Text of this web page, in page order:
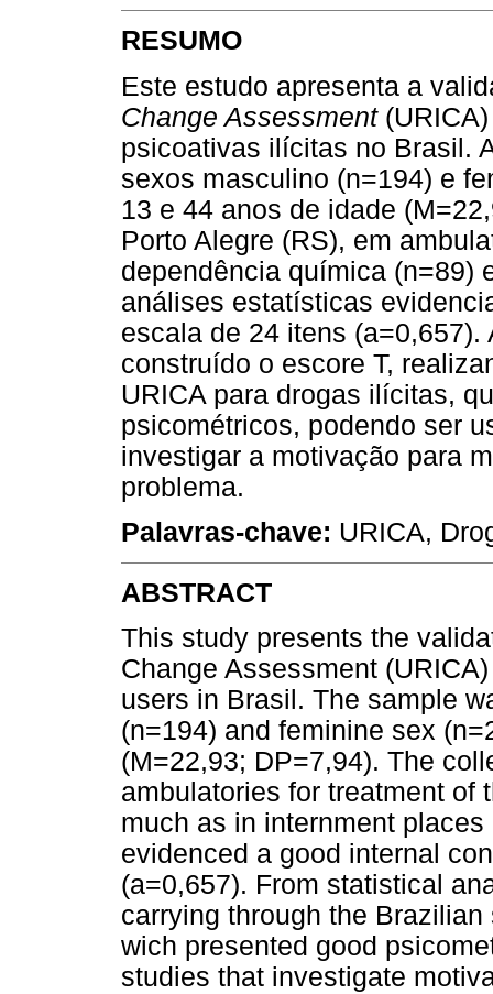
RESUMO
Este estudo apresenta a
Change Assessment(URICA)
psicoativas ilícitas no Brasil.
sexos masculino (n=194) e
13 e 44 anos de idade
Porto Alegre (RS), em
dependência química (n=89)
análises estatísticas
escala de 24 itens
construído o escore T,
URICA para drogas ilícitas,
psicométricos, podendo ser
investigar a motivação para
problema.
Palavras-chave: URICA,
ABSTRACT
This study presents the
Change Assessment
users in Brasil. The sample
(n=194) and feminine sex
(M=22,93; DP=7,94). The
ambulatories for treatment of
much as in internment
evidenced a good internal
(a=0,657). From statistical
carrying through the
wich presented good
studies that investigate